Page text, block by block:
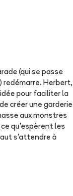
(qui se passe
redémarre. Herbert,
pour faciliter la
créer une garderie
aux monstres
qu’espèrent les
s’attendre à